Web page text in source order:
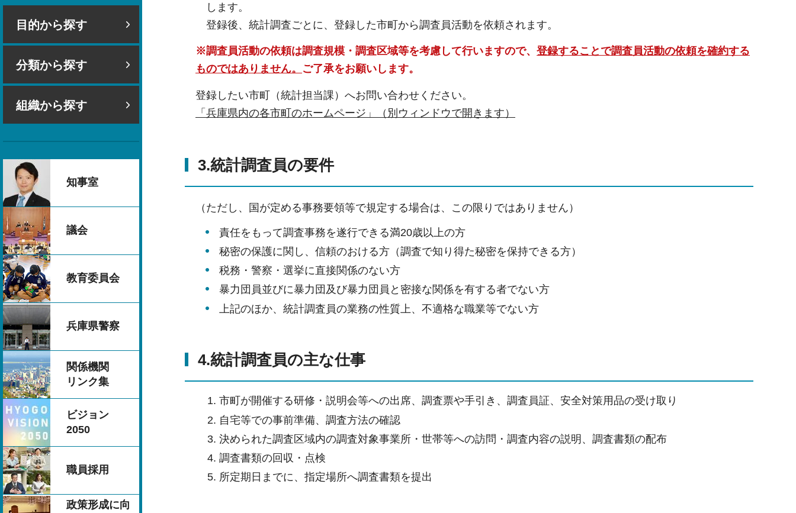
目的から探す
分類から探す
組織から探す
知事室
議会
教育委員会
兵庫県警察
関係機関
リンク集
ビジョン
2050
職員採用
政策形成に向
します。
登録後、統計調査ごとに、登録した市町から調査員活動を依頼されます。
※調査員活動の依頼は調査規模・調査区域等を考慮して行いますので、 登録することで調査員活動の依頼を確約する
ものではありません。 ご了承をお願いします。
登録したい市町（統計担当課）へお問い合わせください。
「兵庫県内の各市町のホームページ」（別ウィンドウで開きます）
3.統計調査員の要件
（ただし、国が定める事務要領等で規定する場合は、この限りではありません）
責任をもって調査事務を遂行できる満20歳以上の方
秘密の保護に関し、信頼のおける方（調査で知り得た秘密を保持できる方）
税務・警察・選挙に直接関係のない方
暴力団員並びに暴力団及び暴力団員と密接な関係を有する者でない方
上記のほか、統計調査員の業務の性質上、不適格な職業等でない方
4.統計調査員の主な仕事
市町が開催する研修・説明会等への出席、調査票や手引き、調査員証、安全対策用品の受け取り
自宅等での事前準備、調査方法の確認
決められた調査区域内の調査対象事業所・世帯等への訪問・調査内容の説明、調査書類の配布
調査書類の回収・点検
所定期日までに、指定場所へ調査書類を提出